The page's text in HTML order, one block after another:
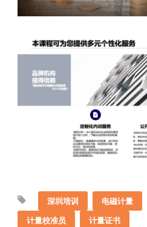
深圳培训 电磁计量
计量校准员
计量证书